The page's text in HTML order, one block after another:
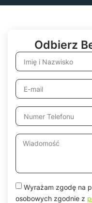
Odbierz
Wyrażam zgodę na
osobowych zgodnie z